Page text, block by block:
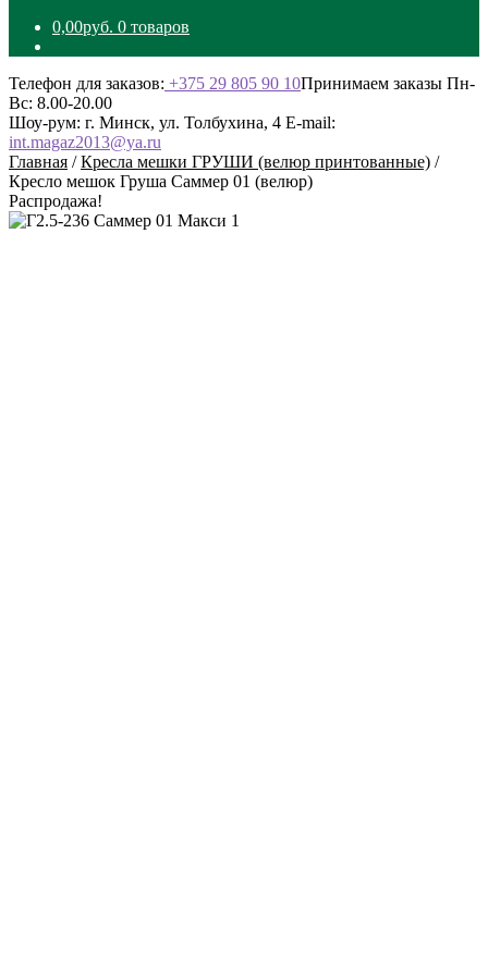
0,00руб. 0 товаров
Телефон для заказов: +375 29 805 90 10Принимаем заказы Пн-
Вс: 8.00-20.00
Шоу-рум: г. Минск, ул. Толбухина, 4 E-mail:
int.magaz2013@ya.ru
Главная /Кресла мешки ГРУШИ (велюр принтованные) /
Кресло мешок Груша Саммер 01 (велюр)
Распродажа!